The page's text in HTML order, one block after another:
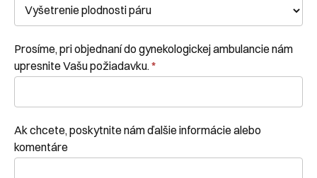
Prosíme, pri objednaní do gynekologickej ambulancie nám
upresnite Vašu požiadavku. *
Ak chcete, poskytnite nám ďalšie informácie alebo
komentáre